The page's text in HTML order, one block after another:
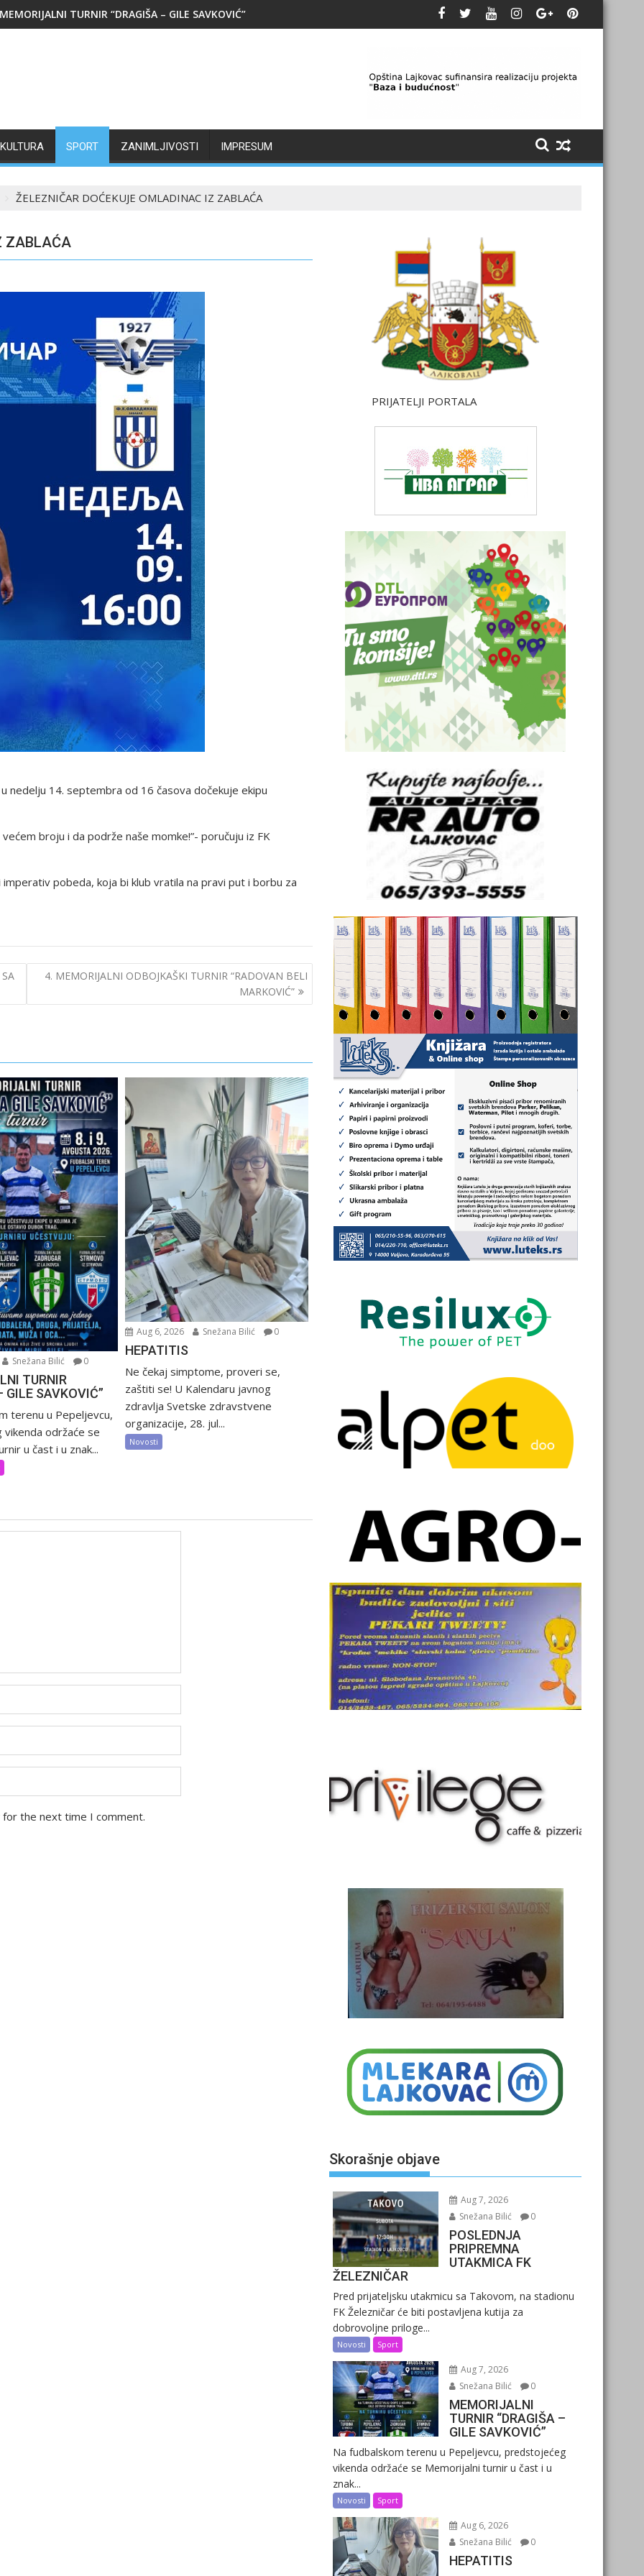
MEMORIJALNI TURNIR “DRAGIŠA – GILE SAVKOVIĆ”
KULTURA SPORT ZANIMLJIVOSTI IMPRESUM
ŽELEZNIČAR DOĆEKUJE OMLADINAC IZ ZABLAĆA
ZABLAĆA
nedelju 14. septembra od 16 časova dočekuje ekipu
broju i da podrže naše momke!”- poručuju iz FK
pobeda, koja bi klub vratila na pravi put i borbu za
4. MEMORIJALNI ODBOJKAŠKI TURNIR “RADOVAN BELI
MARKOVIĆ”
Snežana Bilić 0
TURNIR
GILE SAVKOVIĆ”
terenu u Pepeljevcu,
održaće se
u čast i u znak...
Aug 6, 2026 Snežana Bilić 0
HEPATITIS
Ne čekaj simptome, proveri se,
zaštiti se! U Kalendaru javnog
zdravlja Svetske zdravstvene
organizacije, 28. jul...
Novosti
the next time I comment.
PRIJATELJI PORTALA
Skorašnje objave
Aug 7, 2026
Snežana Bilić
0
POSLEDNJA
PRIPREMNA
UTAKMICA FK
ŽELEZNIČAR
Pred prijateljsku utakmicu sa Takovom, na stadionu
FK Železničar će biti postavljena kutija za
dobrovoljne priloge...
Novosti Sport
Aug 7, 2026
Snežana Bilić
0
MEMORIJALNI
TURNIR “DRAGIŠA –
GILE SAVKOVIĆ”
Na fudbalskom terenu u Pepeljevcu, predstojećeg
vikenda održaće se Memorijalni turnir u čast i u
znak...
Novosti Sport
Aug 6, 2026
Snežana Bilić
0
HEPATITIS